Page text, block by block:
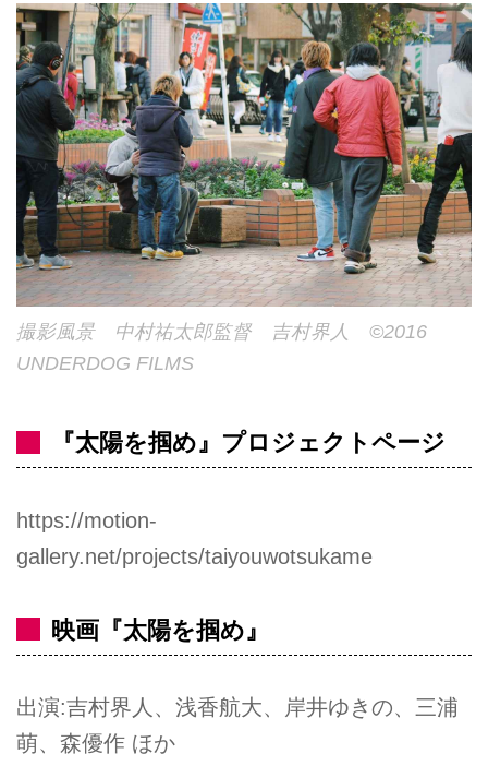
撮影風景 中村祐太郎監督 吉村界人 ©2016
UNDERDOG FILMS
『太陽を掴め』プロジェクトページ
https://motion-
gallery.net/projects/taiyouwotsukame
映画『太陽を掴め』
出演:吉村界人、浅香航大、岸井ゆきの、三浦
萌、森優作 ほか